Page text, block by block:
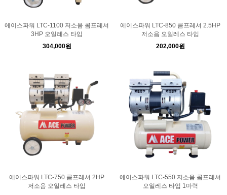
에이스파워 LTC-1100 저소음 콤프레셔
3HP 오일레스 타입
304,000원
에이스파워 LTC-850 콤프레셔 2.5HP
저소음 오일레스 타입
202,000원
에이스파워 LTC-750 콤프레셔 2HP
저소음 오일레스 타입
에이스파워 LTC-550 저소음 콤프레셔
오일레스 타입 1마력